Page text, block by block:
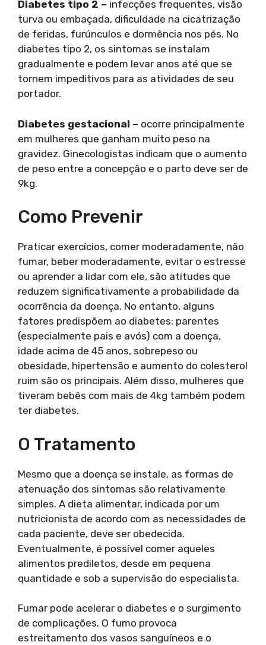
Diabetes tipo 2 – infecções frequentes, visão
turva ou embaçada, dificuldade na cicatrização
de feridas, furúnculos e dormência nos pés. No
diabetes tipo 2, os sintomas se instalam
gradualmente e podem levar anos até que se
tornem impeditivos para as atividades de seu
portador.
Diabetes gestacional – ocorre principalmente
em mulheres que ganham muito peso na
gravidez. Ginecologistas indicam que o aumento
de peso entre a concepção e o parto deve ser de
9kg.
Como Prevenir
Praticar exercícios, comer moderadamente, não
fumar, beber moderadamente, evitar o estresse
ou aprender a lidar com ele, são atitudes que
reduzem significativamente a probabilidade da
ocorrência da doença. No entanto, alguns
fatores predispõem ao diabetes: parentes
(especialmente pais e avós) com a doença,
idade acima de 45 anos, sobrepeso ou
obesidade, hipertensão e aumento do colesterol
ruim são os principais. Além disso, mulheres que
tiveram bebês com mais de 4kg também podem
ter diabetes.
O Tratamento
Mesmo que a doença se instale, as formas de
atenuação dos sintomas são relativamente
simples. A dieta alimentar, indicada por um
nutricionista de acordo com as necessidades de
cada paciente, deve ser obedecida.
Eventualmente, é possível comer aqueles
alimentos prediletos, desde em pequena
quantidade e sob a supervisão do especialista.
Fumar pode acelerar o diabetes e o surgimento
de complicações. O fumo provoca
estreitamento dos vasos sanguíneos e o